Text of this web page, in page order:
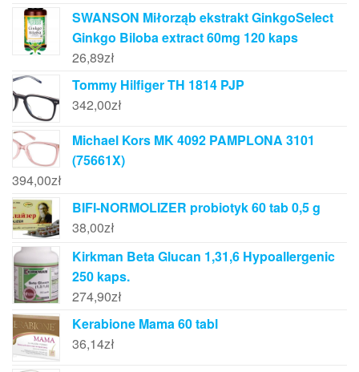
SWANSON Miłorząb ekstrakt GinkgoSelect
Ginkgo Biloba extract 60mg 120 kaps
26,89zł
Tommy Hilfiger TH 1814 PJP
342,00zł
Michael Kors MK 4092 PAMPLONA 3101
(75661X)
394,00zł
BIFI-NORMOLIZER probiotyk 60 tab 0,5 g
38,00zł
Kirkman Beta Glucan 1,31,6 Hypoallergenic
250 kaps.
274,90zł
Kerabione Mama 60 tabl
36,14zł